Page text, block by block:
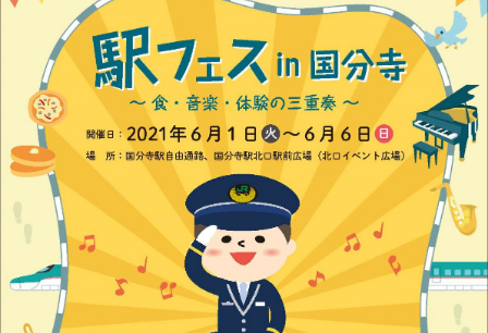
ショッピング
中央線カルチャー
特集
連載
中央線フェス
イベント情報